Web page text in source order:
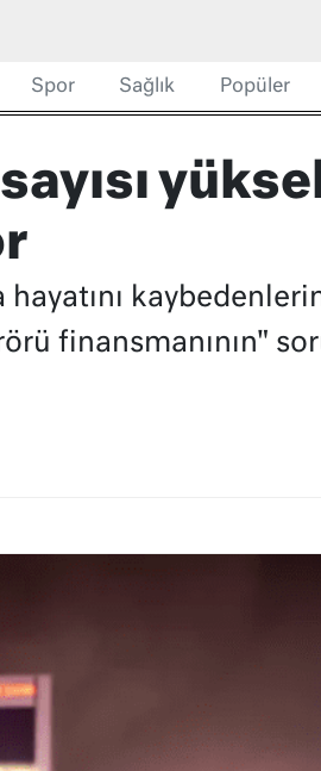
Spor Sağlık Popüler
kaybedenlerin
finansmanının"